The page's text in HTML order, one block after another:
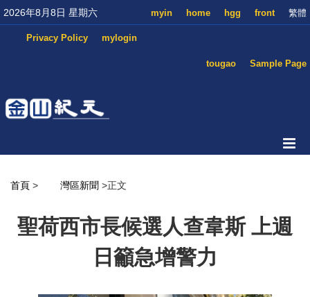
2026年8月8日 星期六 繁體
front
hgg
home
myin
mylogin
Privacy Policy
Sample Page
tougao
首頁 > 灣區新聞 >正文
聖荷西市長候選人查韋斯 上週
日籲急增警力